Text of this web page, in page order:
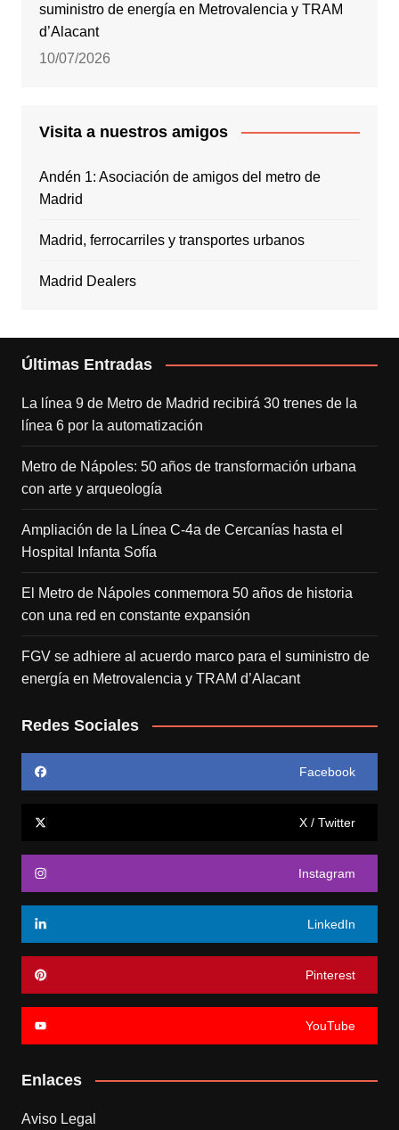
suministro de energía en Metrovalencia y TRAM
d’Alacant
10/07/2026
Visita a nuestros amigos
Andén 1: Asociación de amigos del metro de
Madrid
Madrid, ferrocarriles y transportes urbanos
Madrid Dealers
Últimas Entradas
La línea 9 de Metro de Madrid recibirá 30 trenes de la
línea 6 por la automatización
Metro de Nápoles: 50 años de transformación urbana
con arte y arqueología
Ampliación de la Línea C-4a de Cercanías hasta el
Hospital Infanta Sofía
El Metro de Nápoles conmemora 50 años de historia
con una red en constante expansión
FGV se adhiere al acuerdo marco para el suministro de
energía en Metrovalencia y TRAM d’Alacant
Redes Sociales
Facebook
X / Twitter
Instagram
LinkedIn
Pinterest
YouTube
Enlaces
Aviso Legal